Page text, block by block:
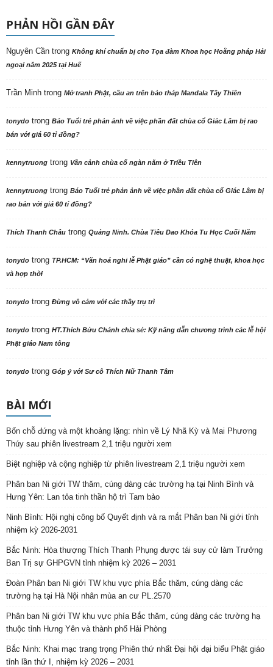
PHẢN HỒI GẦN ĐÂY
Nguyên Cần trong Không khí chuẩn bị cho Tọa đàm Khoa học Hoằng pháp Hải
ngoại năm 2025 tại Huế
Trần Minh trong Mở tranh Phật, cầu an trên bảo tháp Mandala Tây Thiên
tonydo trong Báo Tuổi trẻ phản ảnh về việc phần đất chùa cổ Giác Lâm bị rao
bán với giá 60 tỉ đồng?
kennytruong trong Vãn cảnh chùa cổ ngàn năm ở Triều Tiên
kennytruong trong Báo Tuổi trẻ phản ảnh về việc phần đất chùa cổ Giác Lâm bị
rao bán với giá 60 tỉ đồng?
Thích Thanh Châu trong Quảng Ninh. Chùa Tiêu Dao Khóa Tu Học Cuối Năm
tonydo trong TP.HCM: “Văn hoá nghi lễ Phật giáo” cần có nghệ thuật, khoa học
và hợp thời
tonydo trong Đừng vô cảm với các thầy trụ trì
tonydo trong HT.Thích Bửu Chánh chia sẻ: Kỹ năng dẫn chương trình các lễ hội
Phật giáo Nam tông
tonydo trong Góp ý với Sư cô Thích Nữ Thanh Tâm
BÀI MỚI
Bốn chỗ đứng và một khoảng lặng: nhìn về Lý Nhã Kỳ và Mai Phương
Thúy sau phiên livestream 2,1 triệu người xem
Biệt nghiệp và cộng nghiệp từ phiên livestream 2,1 triệu người xem
Phân ban Ni giới TW thăm, cúng dàng các trường hạ tại Ninh Bình và
Hưng Yên: Lan tỏa tinh thần hộ trì Tam bảo
Ninh Bình: Hội nghị công bố Quyết định và ra mắt Phân ban Ni giới tỉnh
nhiệm kỳ 2026-2031
Bắc Ninh: Hòa thượng Thích Thanh Phụng được tái suy cử làm Trưởng
Ban Trị sự GHPGVN tỉnh nhiệm kỳ 2026 – 2031
Đoàn Phân ban Ni giới TW khu vực phía Bắc thăm, cúng dàng các
trường hạ tại Hà Nội nhân mùa an cư PL.2570
Phân ban Ni giới TW khu vực phía Bắc thăm, cúng dàng các trường hạ
thuộc tỉnh Hưng Yên và thành phố Hải Phòng
Bắc Ninh: Khai mạc trang trọng Phiên thứ nhất Đại hội đại biểu Phật giáo
tỉnh lần thứ I, nhiệm kỳ 2026 – 2031